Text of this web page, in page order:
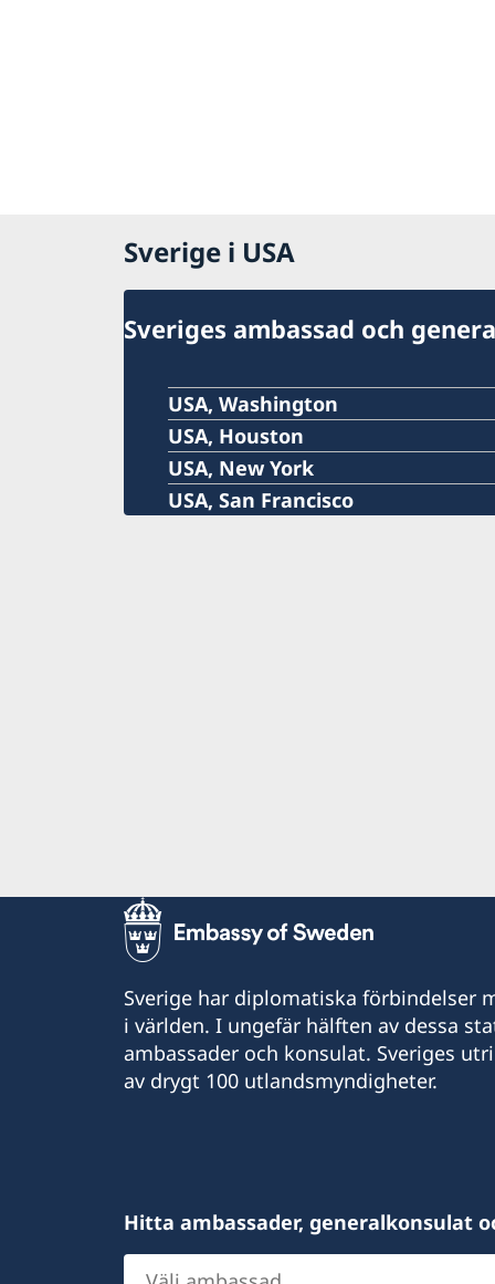
Sverige i USA
Sveriges ambassad och
USA, Washington
USA, Houston
USA, New York
USA, San Francisco
Sverige har diplomatiska förbindelser
i världen. I ungefär hälften av dessa
ambassader och konsulat. Sveriges
av drygt 100 utlandsmyndigheter.
Hitta ambassader, generalkonsulat
Välj